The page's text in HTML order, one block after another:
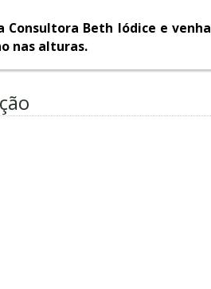
Consultora Beth Iódice e venha
nas alturas.